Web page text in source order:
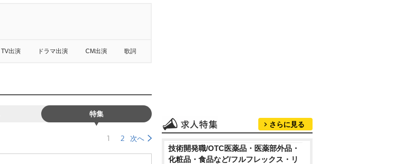
TV出演 ドラマ出演 CM出演 歌詞
特集
1 2 次へ
さらに見る
技術開発職/OTC医薬品・医薬部外品・
化粧品・食品など/フルフレックス・リ